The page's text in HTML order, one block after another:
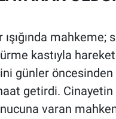
mahkeme;
kastıyla
günler
getirdi.
varan